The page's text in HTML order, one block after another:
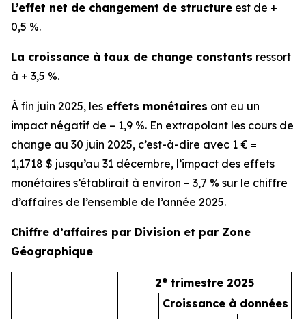
L’effet net de changement de structure est de +
0,5 %.
La croissance à taux de change constants ressort
à + 3,5 %.
À fin juin 2025, les effets monétaires ont eu un
impact négatif de – 1,9 %. En extrapolant les cours de
change au 30 juin 2025, c’est-à-dire avec 1 € =
1,1718 $ jusqu’au 31 décembre, l’impact des effets
monétaires s’établirait à environ – 3,7 % sur le chiffre
d’affaires de l’ensemble de l’année 2025.
Chiffre d’affaires par Division et par Zone
Géographique
2e trimestre 2025
Croissance à données